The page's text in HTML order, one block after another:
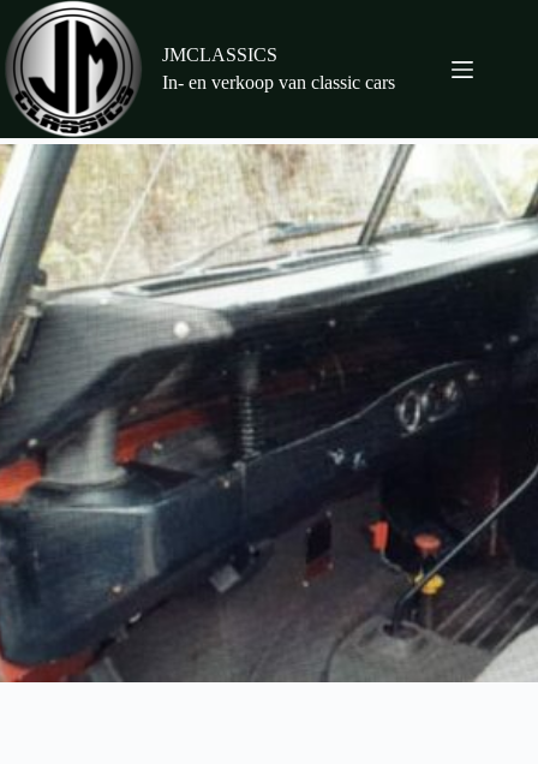
naar
de
inhoud
JMCLASSICS
In- en verkoop van classic cars